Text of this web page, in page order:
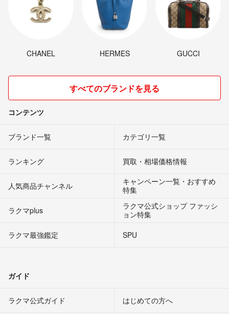
CHANEL HERMES GUCCI
すべてのブランドを見る
コンテンツ
ブランド一覧 カテゴリ一覧
ランキング 買取・相場価格情報
人気商品チャンネル
キャンペーン一覧・おすすめ
特集
ラクマplus
ラクマ公式ショップ ファッシ
ョン特集
ラクマ最強鑑定
SPU
ガイド
ラクマ公式ガイド はじめての方へ